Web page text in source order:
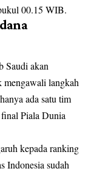
00.15 WIB.
Saudi akan
mengawali langkah
ada satu tim
Piala Dunia
kepada ranking
Indonesia sudah